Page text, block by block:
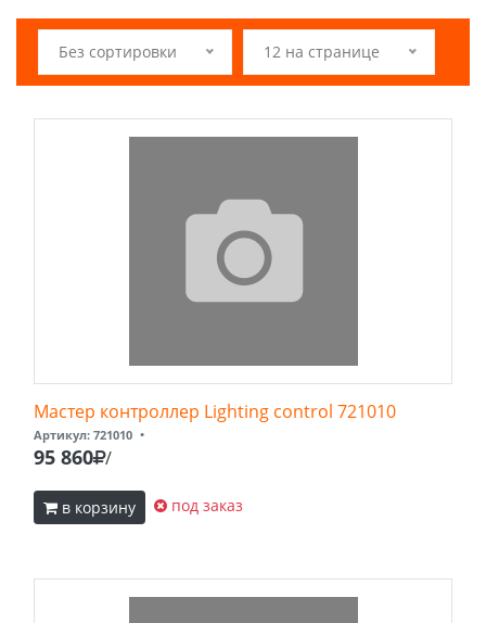
Без сортировки 12 на странице
Мастер контроллер Lighting control 721010
Артикул: 721010 •
95 860 /
в корзину под заказ